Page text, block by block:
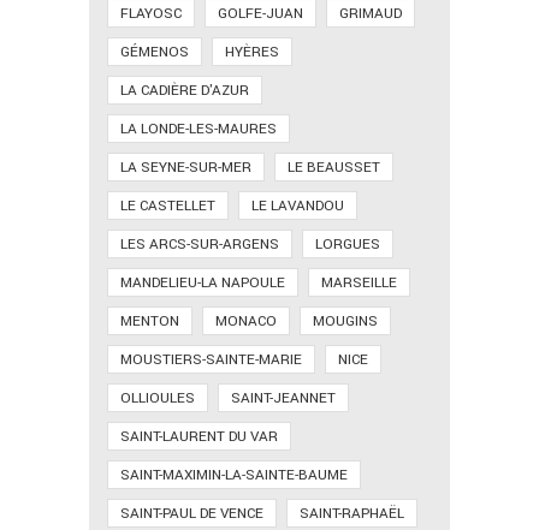
FLAYOSC
GOLFE-JUAN
GRIMAUD
GÉMENOS
HYÈRES
LA CADIÈRE D'AZUR
LA LONDE-LES-MAURES
LA SEYNE-SUR-MER
LE BEAUSSET
LE CASTELLET
LE LAVANDOU
LES ARCS-SUR-ARGENS
LORGUES
MANDELIEU-LA NAPOULE
MARSEILLE
MENTON
MONACO
MOUGINS
MOUSTIERS-SAINTE-MARIE
NICE
OLLIOULES
SAINT-JEANNET
SAINT-LAURENT DU VAR
SAINT-MAXIMIN-LA-SAINTE-BAUME
SAINT-PAUL DE VENCE
SAINT-RAPHAËL